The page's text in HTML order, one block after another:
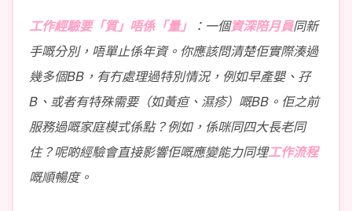
工作經驗要「質」唔係「量」 ：一個資深陪月員同新
手嘅分別，唔單止係年資。你應該問清楚佢實際湊過
幾多個BB，有冇處理過特別情況，例如早產嬰、孖
B、或者有特殊需要（如黃疸、濕疹）嘅BB。佢之前
服務過嘅家庭模式係點？例如，係咪同四大長老同
住？呢啲經驗會直接影響佢嘅應變能力同埋工作流程
嘅順暢度。